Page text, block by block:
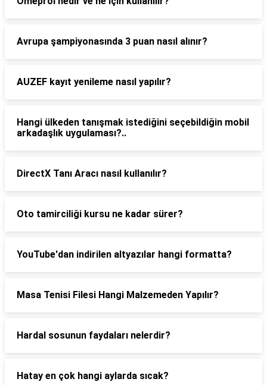
Avrupa şampiyonasında 3 puan nasıl alınır?
AUZEF kayıt yenileme nasıl yapılır?
Hangi ülkeden tanışmak istediğini seçebildiğin mobil
arkadaşlık uygulaması?..
DirectX Tanı Aracı nasıl kullanılır?
Oto tamirciliği kursu ne kadar sürer?
YouTube'dan indirilen altyazılar hangi formatta?
Masa Tenisi Filesi Hangi Malzemeden Yapılır?
Hardal sosunun faydaları nelerdir?
Hatay en çok hangi aylarda sıcak?